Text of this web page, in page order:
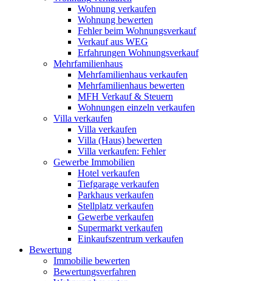
Wohnung verkaufen
Wohnung bewerten
Fehler beim Wohnungsverkauf
Verkauf aus WEG
Erfahrungen Wohnungsverkauf
Mehrfamilienhaus
Mehrfamilienhaus verkaufen
Mehrfamilienhaus bewerten
MFH Verkauf & Steuern
Wohnungen einzeln verkaufen
Villa verkaufen
Villa verkaufen
Villa (Haus) bewerten
Villa verkaufen: Fehler
Gewerbe Immobilien
Hotel verkaufen
Tiefgarage verkaufen
Parkhaus verkaufen
Stellplatz verkaufen
Gewerbe verkaufen
Supermarkt verkaufen
Einkaufszentrum verkaufen
Bewertung
Immobilie bewerten
Bewertungsverfahren